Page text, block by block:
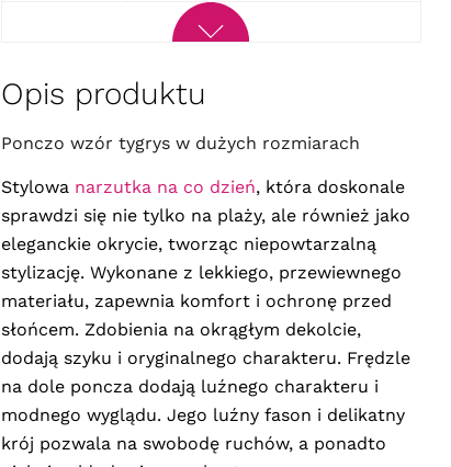
Opis produktu
Ponczo wzór tygrys w dużych rozmiarach
Stylowa narzutka na co dzień, która doskonale
sprawdzi się nie tylko na plaży, ale również jako
eleganckie okrycie, tworząc niepowtarzalną
stylizację. Wykonane z lekkiego, przewiewnego
materiału, zapewnia komfort i ochronę przed
słońcem. Zdobienia na okrągłym dekolcie,
dodają szyku i oryginalnego charakteru. Frędzle
na dole poncza dodają luźnego charakteru i
modnego wyglądu. Jego luźny fason i delikatny
krój pozwala na swobodę ruchów, a ponadto